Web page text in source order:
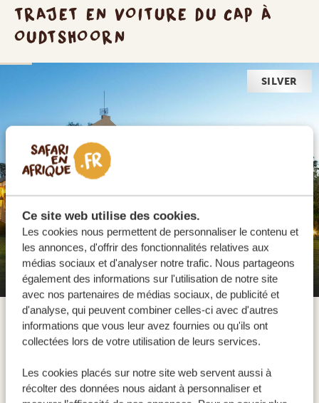
Ce site web utilise des cookies.
Les cookies nous permettent de personnaliser le contenu et
les annonces, d'offrir des fonctionnalités relatives aux
médias sociaux et d'analyser notre trafic. Nous partageons
également des informations sur l'utilisation de notre site
avec nos partenaires de médias sociaux, de publicité et
d'analyse, qui peuvent combiner celles-ci avec d'autres
informations que vous leur avez fournies ou qu'ils ont
collectées lors de votre utilisation de leurs services.
Les cookies placés sur notre site web servent aussi à
récolter des données nous aidant à personnaliser et
TRAJET EN VOITURE DU CAP À
OUDTSHOORN
SILVER
De Denne Country Guest House
Ce trajet panoramique de 5 heures (sans compter les
arrêts) entre Le Cap et Oudtshoorn via la Route 62
que Robertson, Montagu, Barrydale et Calitzdorp. Pour
agrémenter ce long trajet, faites une halte à Robertson,